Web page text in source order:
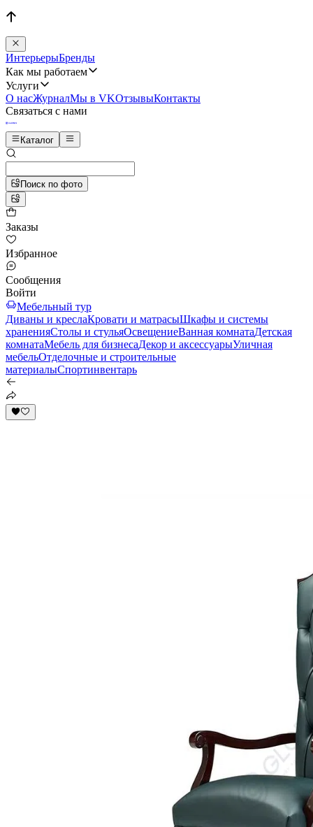
ИнтерьерыБренды
Как мы работаем
Услуги
О насЖурналМы в VKОтзывыКонтакты
Связаться с нами
Каталог
Поиск по фото
Заказы
Избранное
Сообщения
Войти
Мебельный тур
Диваны и креслаКровати и матрасыШкафы и системы
храненияСтолы и стульяОсвещениеВанная комнатаДетская
комнатаМебель для бизнесаДекор и аксессуарыУличная
мебельОтделочные и строительные
материалыСпортинвентарь